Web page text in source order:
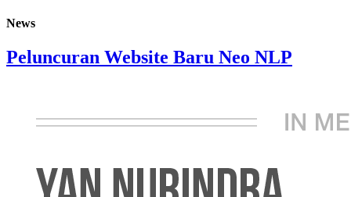
News
Peluncuran Website Baru Neo NLP